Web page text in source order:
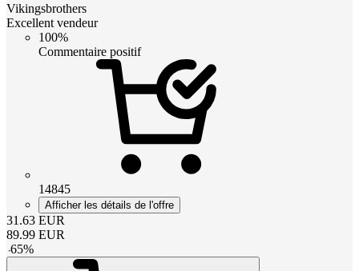
Vikingsbrothers
Excellent vendeur
100%
Commentaire positif
14845
Afficher les détails de l'offre
31.63 EUR
89.99 EUR
-65%